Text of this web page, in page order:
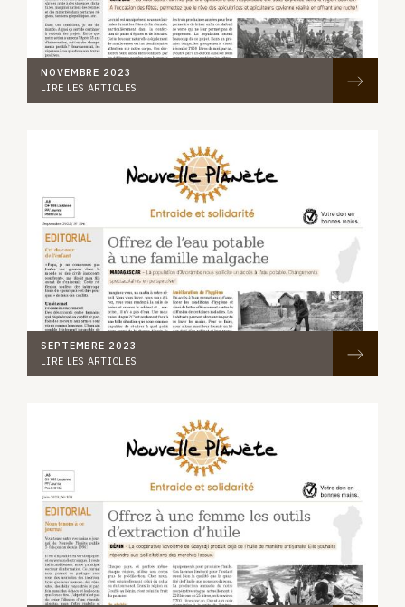
NOVEMBRE 2023
LIRE LES ARTICLES
SEPTEMBRE 2023
LIRE LES ARTICLES